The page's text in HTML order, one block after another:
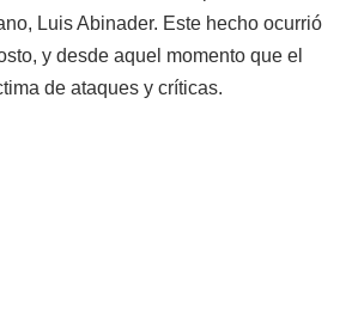
Luis Abinader. Este hecho ocurrió
y desde aquel momento que el
de ataques y críticas.